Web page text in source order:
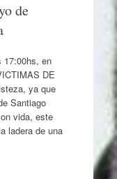
de
17:00hs, en
DE
ya que
Santiago
vida, este
ladera de una